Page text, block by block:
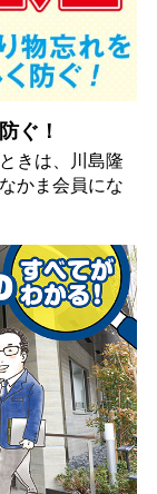
ぐ！
きは、川島隆
かま会員にな